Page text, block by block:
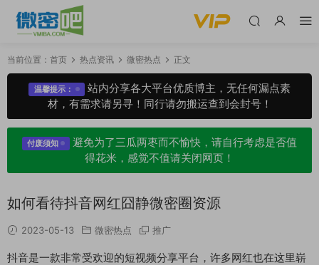
当前位置： 首页 热点资讯 微密热点 正文
温馨提示：
站内分享各大平台优质博主，无任何漏点素
材，有需求请另寻！同行请勿搬运查到会封号！
付废须知
避免为了三瓜两枣而不愉快，请自行考虑是否值
得花米，感觉不值请关闭网页！
如何看待抖音网红囧静微密圈资源
2023-05-13 微密热点 推广
抖音是一款非常受欢迎的短视频分享平台，许多网红也在这里崭